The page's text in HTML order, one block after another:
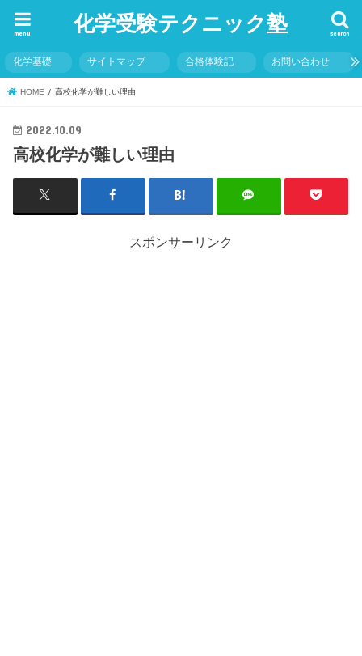
化学受験テクニック塾 search
menu
化学基礎 サイトマップ 合格体験記 お問い合わせ
HOME 高校化学が難しい理由
2022.10.09
高校化学が難しい理由
スポンサーリンク